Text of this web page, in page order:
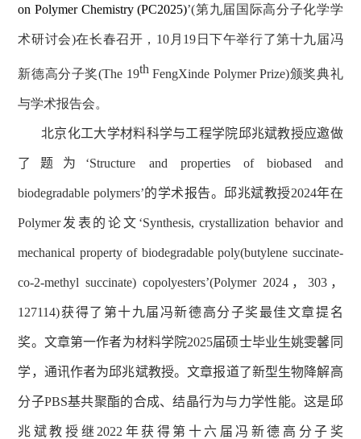
on Polymer Chemistry (PC2025)’(第九届国际高分子化学学
术研讨会)在长春召开， 10月 19 日下午举行了第十九届冯
新德高分子奖(The 19thFengXinde Polymer Prize)颁奖典礼
与学术报告会。
北京化工大学材料科学与工程学院邱兆斌教授应邀做
了题为‘Structure and properties of biobased and
biodegradable polymers’的学术报告。 邱兆斌教授2024年在
Polymer发表的论文‘Synthesis, crystallization behavior and
mechanical property of biodegradable poly(butylene succinate-
co-2-methyl succinate) copolyesters’(Polymer 2024 ， 303，
127114)获得了第十九届冯新德高分子奖最佳文章提名
奖。文章第一作者为材料学院2025届硕士毕业生姚雯馨同
学，通讯作者为邱兆斌教授。文章报道了新型生物降解高
分子PBS基共聚酯的合成、结晶行为与力学性能。这是邱
兆斌教授继 2022 年获得第十六届冯新德高分子奖